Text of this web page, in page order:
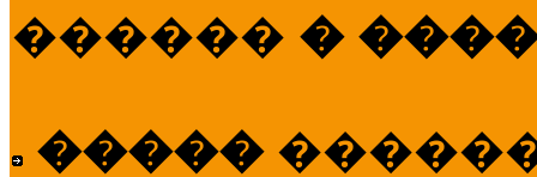
������ �
�����